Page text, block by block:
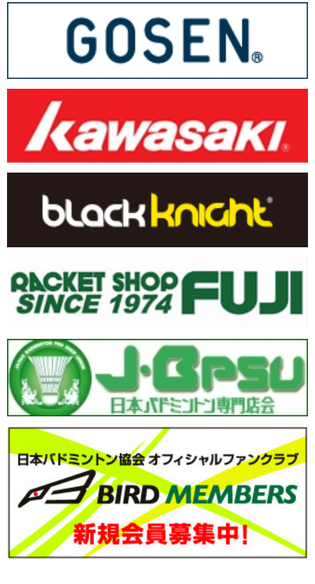
栄光の記録を更新(2026.01.05)
「若葉カップ」
「第34回全国小学生選手権大会」大会の結果速報ページを用意しま
「第34回全国小学生選手権大会」大会の各種資料を掲載しました
(2025.12.17)
「後援大会－第29回香川ジュニアオープンカップ」大会要項など資
「第34回全国小学生選手権大会」大会の各種資料を掲載しました
(2025.12.15)
「第34回全国小学生選手権大会」 大会の各種資料を掲載しました
(2025.12.14)
「第34回全国小学生選手権大会」大会の各種資料を掲載しました
(2025.12.12)
「第34回全国小学生選手権大会」大会のタイムテーブルを差し替え
いたしました(2025.12.09)
ユニフォーム広告ページを更新しました(2025.12.08)
「第34回全国小学生選手権大会」大会の各種資料を掲載しました
(2025.12.05)